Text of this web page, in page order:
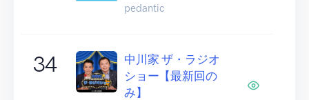
pedantic
34
中川家 ザ・ラジオ
ショー【最新回の
み】